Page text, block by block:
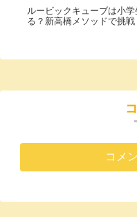
ルービックキューブは小学
る？新高橋メソッドで挑戦
コメ